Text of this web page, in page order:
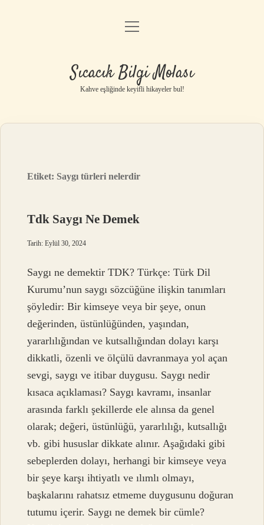
Anasayfa
Yasal Uyarı
menüyü
Sıcacık Bilgi Molası
Kahve eşliğinde keyifli hikayeler bul!
Etiket: Saygı türleri nelerdir
Tdk Saygı Ne Demek
Tarih: Eylül 30, 2024
Saygı ne demektir TDK? Türkçe: Türk Dil
Kurumu’nun saygı sözcüğüne ilişkin tanımları
şöyledir: Bir kimseye veya bir şeye, onun
değerinden, üstünlüğünden, yaşından,
yararlılığından ve kutsallığından dolayı karşı
dikkatli, özenli ve ölçülü davranmaya yol açan
sevgi, saygı ve itibar duygusu. Saygı nedir
kısaca açıklaması? Saygı kavramı, insanlar
arasında farklı şekillerde ele alınsa da genel
olarak; değeri, üstünlüğü, yararlılığı, kutsallığı
vb. gibi hususlar dikkate alınır. Aşağıdaki gibi
sebeplerden dolayı, herhangi bir kimseye veya
bir şeye karşı ihtiyatlı ve ılımlı olmayı,
başkalarını rahatsız etmeme duygusunu doğuran
tutumu içerir. Saygı ne demek bir cümle?